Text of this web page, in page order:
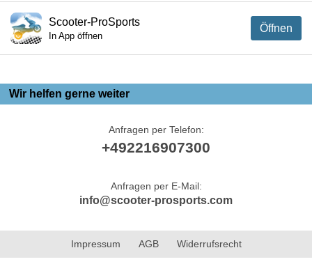
Öffnen
Scooter-ProSports
In App öffnen
Wir helfen gerne weiter
Anfragen per Telefon:
+492216907300
Anfragen per E-Mail:
info@scooter-prosports.com
Impressum AGB Widerrufsrecht